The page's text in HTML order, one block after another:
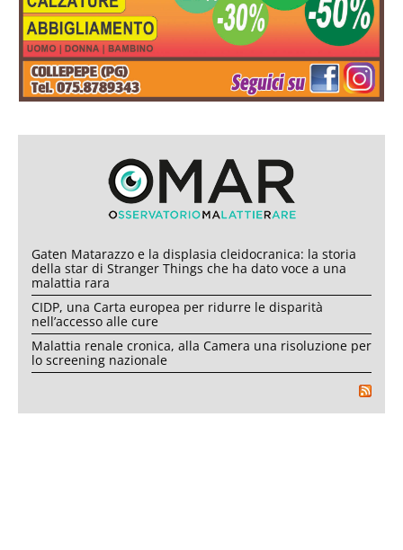
Gaten Matarazzo e la displasia cleidocranica: la storia
della star di Stranger Things che ha dato voce a una
malattia rara
CIDP, una Carta europea per ridurre le disparità
nell’accesso alle cure
Malattia renale cronica, alla Camera una risoluzione per
lo screening nazionale